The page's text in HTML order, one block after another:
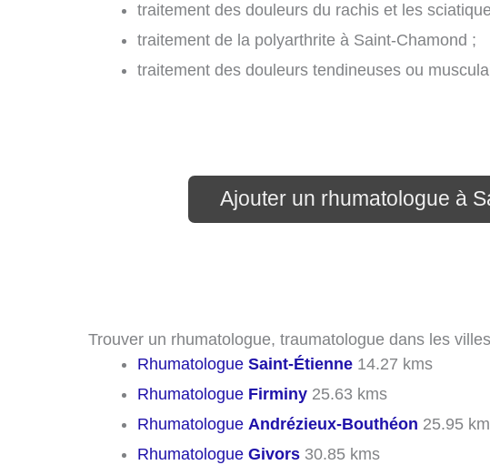
traitement des douleurs du rachis et les
traitement de la polyarthrite à Saint-Chamond ;
traitement des douleurs tendineuses ou
Ajouter un rhumatologue à
Trouver un rhumatologue, traumatologue dans les
Rhumatologue Saint-Étienne 14.27 kms
Rhumatologue Firminy 25.63 kms
Rhumatologue Andrézieux-Bouthéon 25.95
Rhumatologue Givors 30.85 kms